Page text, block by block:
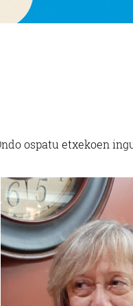
ospatu etxekoen